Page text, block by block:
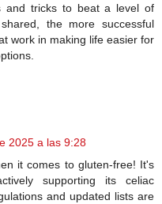
and tricks to beat a level of
the more successful
work in making life easier for
2025 a las 9:28
it comes to gluten-free! It's
supporting its celiac
and updated lists are